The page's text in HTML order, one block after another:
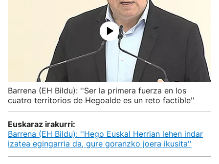
Barrena (EH Bildu): ''Ser la primera fuerza en los
cuatro territorios de Hegoalde es un reto factible''
Euskaraz irakurri:
Barrena (EH Bildu): ''Hego Euskal Herrian lehen indar
izatea egingarria da, gure goranzko joera ikusita''